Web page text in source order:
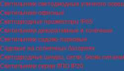
Светильники светодиодные уличного
Светильники офисные
Светодиодные прожекторы IP65
Светильники декоративные и точечные
Светильники садово-парковые
Садовые на солнечных батареях
Светодиодные шнуры, сетки, блоки
Светильники серии ЛПО IP20